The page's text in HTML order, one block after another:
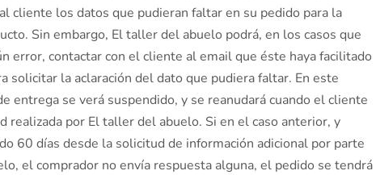
cliente los datos que pudieran faltar en su pedido para la
Sin embargo, El taller del abuelo podrá, en los casos que
error, contactar con el cliente al email que éste haya facilitado
solicitar la aclaración del dato que pudiera faltar. En este
entrega se verá suspendido, y se reanudará cuando el cliente
realizada por El taller del abuelo. Si en el caso anterior, y
60 días desde la solicitud de información adicional por parte
el comprador no envía respuesta alguna, el pedido se tendrá